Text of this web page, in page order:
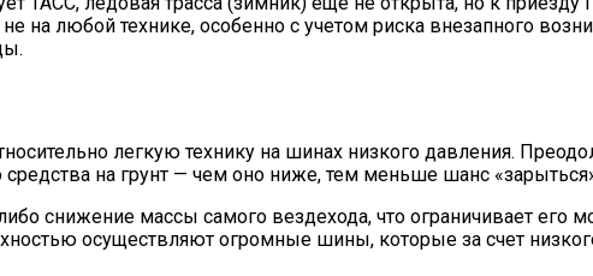
на любой технике, особенно с учетом риска внезапного
легкую технику на шинах низкого давления.
на грунт — чем оно ниже, тем меньше шанс
снижение массы самого вездехода, что ограничивает его
осуществляют огромные шины, которые за счет